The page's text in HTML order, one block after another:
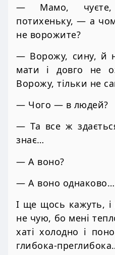
— Мамо,
потихеньку, — а
не ворожите?
— Ворожу, сину, й
мати і довго не
Ворожу, тільки не
— Чого — в людей?
— Та все ж
знає…
— А воно?
— А воно однаково…
І ще щось кажуть,
не чую, бо мені
хаті холодно і
глибока-